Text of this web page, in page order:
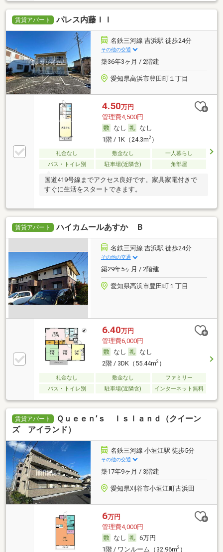
賃貸アパート パレス内藤ＩＩ
名鉄三河線 吉浜駅 徒歩24分
その他の交通
築36年3ヶ月 / 2階建
愛知県高浜市豊田町１丁目
4.50万円
管理費4,500円
なし
なし
1階 / 1K（24.3m2）
礼金なし 敷金なし
一人暮らし
バス・トイレ別
駐車場(近隣含) 角部屋
国道419号線までアクセス良好です。家具家電付きで
すぐに生活をスタートできます。
賃貸アパート ハイカムールあすか Ｂ
名鉄三河線 吉浜駅 徒歩24分
その他の交通
築29年5ヶ月 / 2階建
愛知県高浜市豊田町１丁目
6.40万円
管理費6,000円
なし
なし
2階 / 3DK（55.44m2）
礼金なし 敷金なし
ファミリー
バス・トイレ別
駐車場(近隣含) インターネット無料
賃貸アパート
Ｑｕｅｅｎ’ｓ Ｉｓｌａｎｄ（クイーン
ズ アイランド）
名鉄三河線 小垣江駅 徒歩5分
その他の交通
築17年9ヶ月 / 3階建
愛知県刈谷市小垣江町古浜田
6万円
管理費4,000円
なし
6万円
1階 / ワンルーム（32.96m2）